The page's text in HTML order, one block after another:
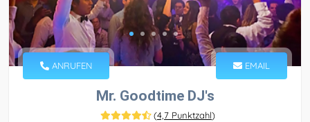
ANRUFEN EMAIL
Mr. Goodtime DJ's
(4,7 Punktzahl)